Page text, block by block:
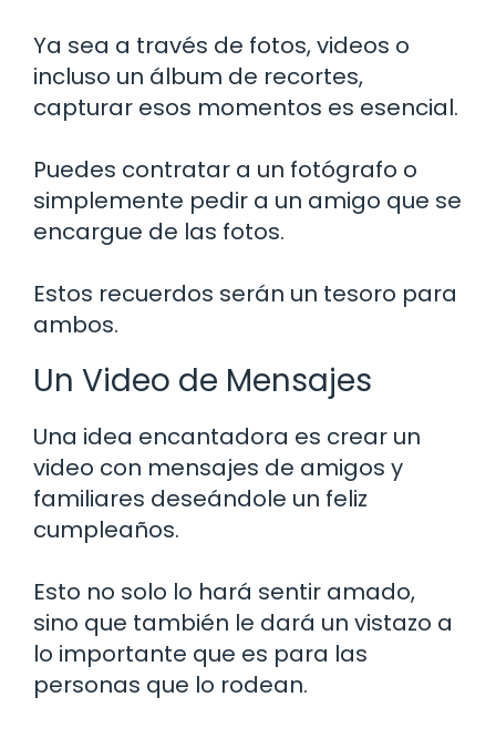
Ya sea a través de fotos, videos o
incluso un álbum de recortes,
capturar esos momentos es esencial.
Puedes contratar a un fotógrafo o
simplemente pedir a un amigo que se
encargue de las fotos.
Estos recuerdos serán un tesoro para
ambos.
Un Video de Mensajes
Una idea encantadora es crear un
video con mensajes de amigos y
familiares deseándole un feliz
cumpleaños.
Esto no solo lo hará sentir amado,
sino que también le dará un vistazo a
lo importante que es para las
personas que lo rodean.